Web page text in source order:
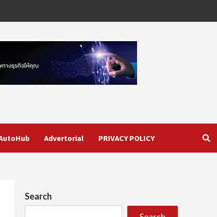
Advertorial PRIVACY POLICY
Search